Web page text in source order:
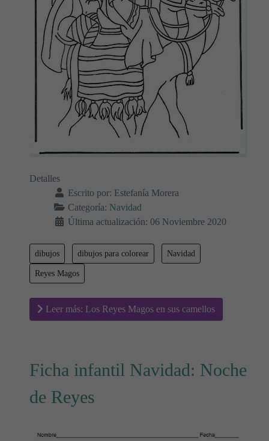
Detalles
Escrito por: Estefanía Morera
Categoría: Navidad
Última actualización: 06 Noviembre 2020
dibujos dibujos para colorear Navidad
Reyes Magos
Leer más: Los Reyes Magos en sus camellos
Ficha infantil Navidad: Noche
de Reyes